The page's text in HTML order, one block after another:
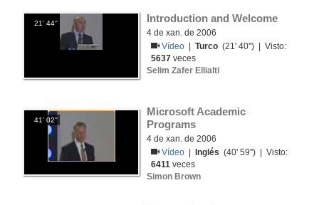
21' 44'' Introduction and Welcome
4 de xan. de 2006
Vídeo
|Turco (21' 40'') | Visto:
5637 veces
Selim Zafer Ellialti
41' 02''
Microsoft Academic
Programs
4 de xan. de 2006
Vídeo
Inglés (40' 59'') | Visto:
6411 veces
Simon Brown